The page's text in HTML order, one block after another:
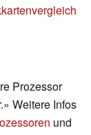
Prozessor
Weitere Infos
und